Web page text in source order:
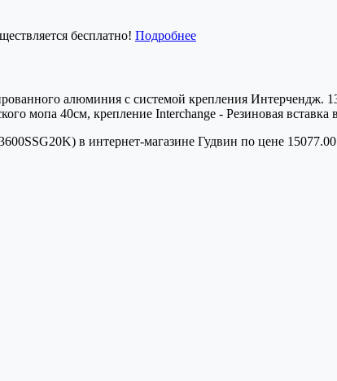
бесплатно! Подробнее
алюминия с системой крепления
мопа 40см, крепление Interchange - Резиновая
в интернет-магазине Гудвин по цене